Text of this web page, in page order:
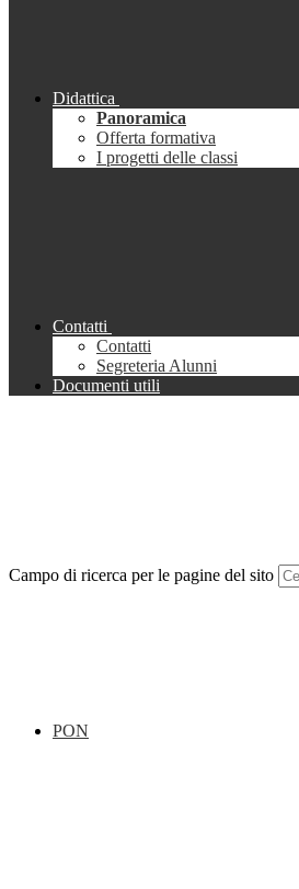
Didattica
Panoramica
Offerta formativa
I progetti delle classi
Contatti
Contatti
Segreteria Alunni
Documenti utili
Campo di ricerca per le pagine del sito
PON